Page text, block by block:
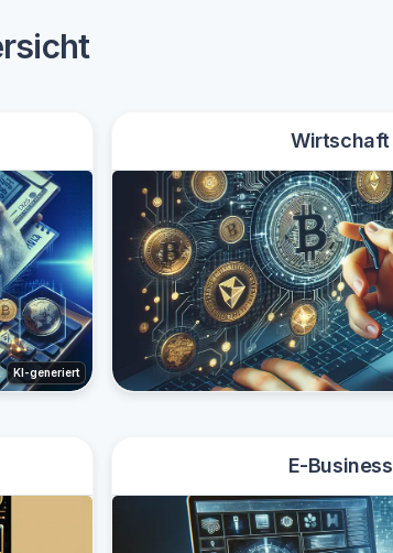
KI-generiert
Wirtschaft
E-Business